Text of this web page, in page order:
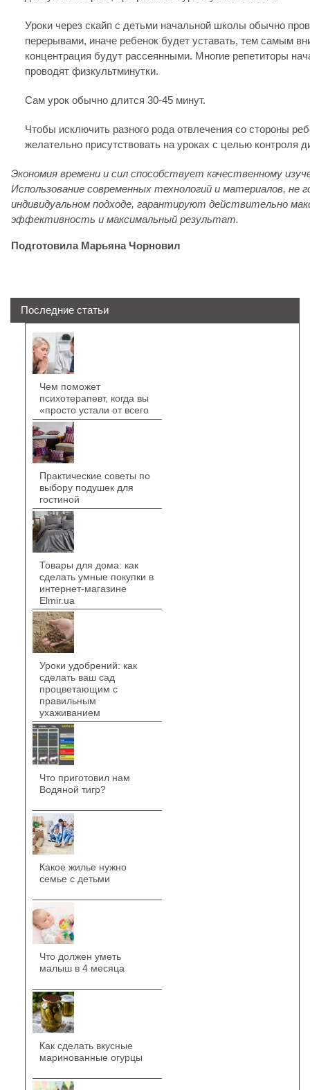
Уроки через скайп с детьми начальной школы обычно
перерывами, иначе ребенок будет уставать, тем самым
концентрация будут рассеянными. Многие репетиторы
проводят физкультминутки.
Сам урок обычно длится 30-45 минут.
Чтобы исключить разного рода отвлечения со стороны
желательно присутствовать на уроках с целью контроля
Экономия времени и сил способствует качественному
Использование современных технологий и материалов, не
индивидуальном подходе, гарантируют действительно
эффективность и максимальный результат.
Подготовила Марьяна Чорновил
Последние статьи
Чем поможет
психотерапевт, когда вы
«просто устали от всего
Практические советы по
выбору подушек для
гостиной
Товары для дома: как
сделать умные покупки в
интернет-магазине
Elmir.ua
Уроки удобрений: как
сделать ваш сад
процветающим с
правильным
ухаживанием
Что приготовил нам
Водяной тигр?
Какое жилье нужно
семье с детьми
Что должен уметь
малыш в 4 месяца
Как сделать вкусные
маринованные огурцы